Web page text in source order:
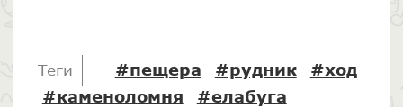
Теги #пещера #рудник
#ход
#каменоломня
#елабуга